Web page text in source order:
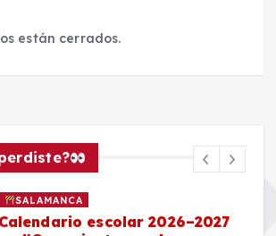
están cerrados.
SALAMANCA
Calendario escolar 2026–2027